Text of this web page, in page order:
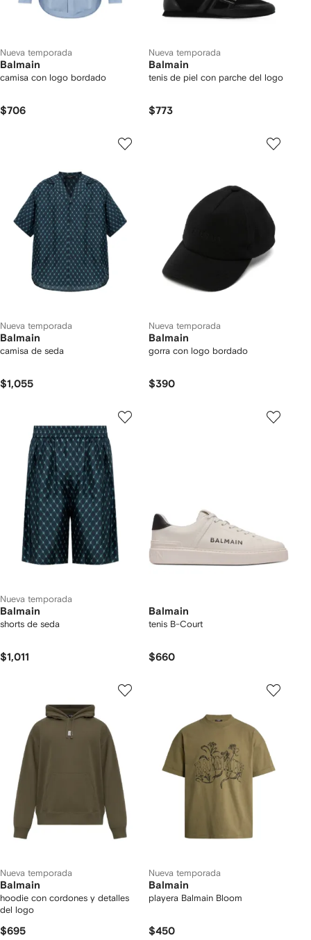
Nueva temporada
Balmain
camisa con logo bordado
$706
Nueva temporada
Balmain
tenis de piel con parche del logo
$773
Nueva temporada
Balmain
camisa de seda
$1,055
Nueva temporada
Balmain
gorra con logo bordado
$390
Nueva temporada
Balmain
shorts de seda
$1,011
Balmain
tenis B-Court
$660
Nueva temporada
Balmain
hoodie con cordones y detalles
del logo
$695
Nueva temporada
Balmain
playera Balmain Bloom
$450